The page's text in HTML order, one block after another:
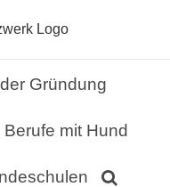
Gründung
Berufe mit Hund